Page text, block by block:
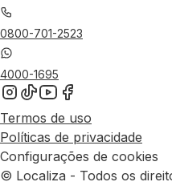
0800-701-2523
4000-1695
Termos de uso
Políticas de privacidade
Configurações de cookies
© Localiza - Todos os